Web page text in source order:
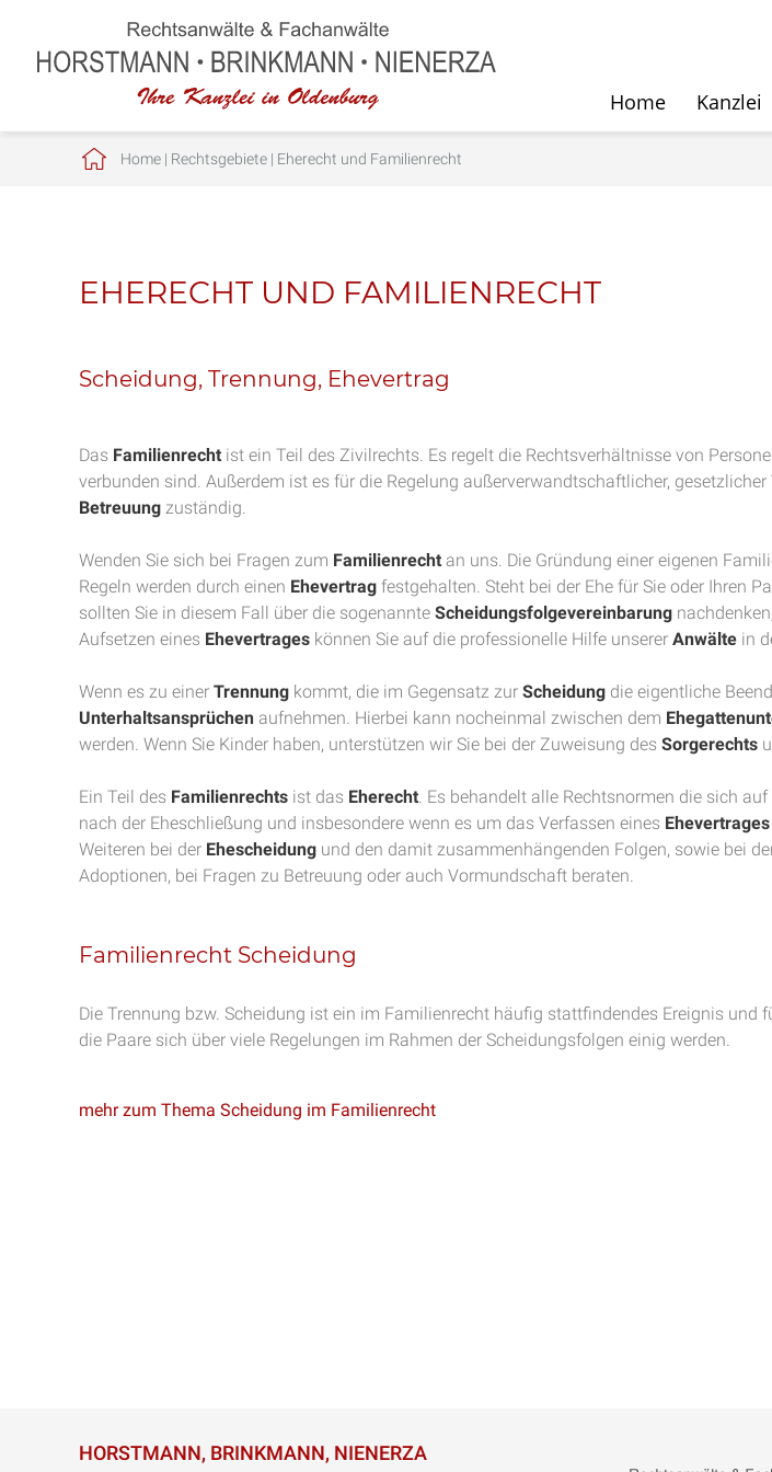
Home Kanzlei
Home| Rechtsgebiete| Eherecht und Familienrecht
EHERECHT UND FAMILIENRECHT
Scheidung, Trennung, Ehevertrag
Das Familienrecht ist ein Teil des Zivilrechts. Es regelt die Rechtsverhältnisse von
verbunden sind. Außerdem ist es für die Regelung außerverwandtschaftlicher,
Betreuung zuständig.
Wenden Sie sich bei Fragen zum Familienrecht an uns. Die Gründung einer eigenen
Regeln werden durch einen Ehevertrag festgehalten. Steht bei der Ehe für Sie oder Ihren
sollten Sie in diesem Fall über die sogenannte Scheidungsfolgevereinbarung
Aufsetzen eines Ehevertrages können Sie auf die professionelle Hilfe unserer Anwälte in
Wenn es zu einer Trennung kommt, die im Gegensatz zur Scheidung die eigentliche
Unterhaltsansprüchen aufnehmen. Hierbei kann nocheinmal zwischen dem
werden. Wenn Sie Kinder haben, unterstützen wir Sie bei der Zuweisung des Sorgerechts
Ein Teil des Familienrechts ist das Eherecht. Es behandelt alle Rechtsnormen die sich
nach der Eheschließung und insbesondere wenn es um das Verfassen eines Ehevertrages
Weiteren bei der Ehescheidung und den damit zusammenhängenden Folgen, sowie bei
Adoptionen, bei Fragen zu Betreuung oder auch Vormundschaft beraten.
Familienrecht Scheidung
Die Trennung bzw. Scheidung ist ein im Familienrecht häufig stattfindendes Ereignis
die Paare sich über viele Regelungen im Rahmen der Scheidungsfolgen einig werden.
mehr zum Thema Scheidung im Familienrecht
HORSTMANN, BRINKMANN, NIENERZA